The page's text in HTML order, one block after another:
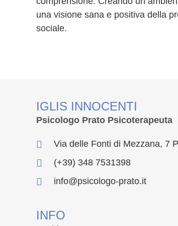
una visione sana e positiva della
sociale.
IGLIS INNOCENTI
Psicologo Prato Psicoterapeuta
Via delle Fonti di Mezzana, 7
(+39) 348 7531398
info@psicologo-prato.it
INFO